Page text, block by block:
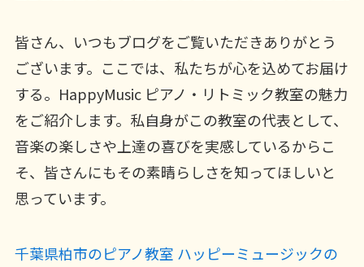
皆さん、いつもブログをご覧いただきありがとう
ございます。ここでは、私たちが心を込めてお届け
する。HappyMusic ピアノ・リトミック教室の魅力
をご紹介します。私自身がこの教室の代表として、
音楽の楽しさや上達の喜びを実感しているからこ
そ、皆さんにもその素晴らしさを知ってほしいと
思っています。
千葉県柏市のピアノ教室 ハッピーミュージックの